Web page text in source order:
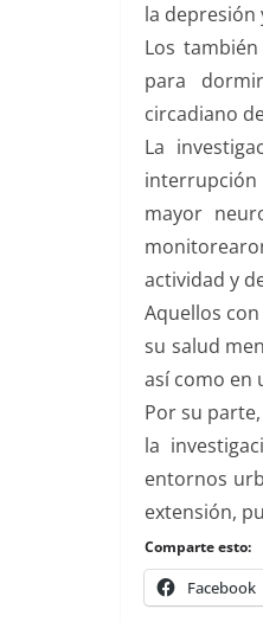
la depresión
Los
para
circadiano
La
interrupción
mayor
actividad y
Aquellos
su salud
así como en
Por su
la
entornos
extensión,
Comparte esto:
Facebook